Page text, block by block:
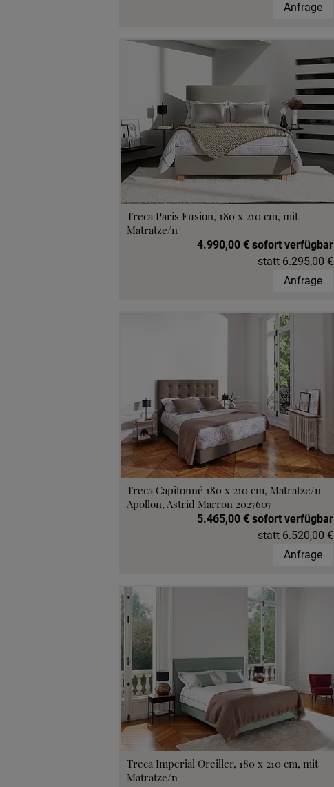
Anfrage
Treca Paris Fusion, 180 x 210 cm, mit
Matratze/n
4.990,00 € sofort verfügbar
statt 6.295,00 €
Anfrage
Treca Capitonné 180 x 210 cm, Matratze/n
Apollon, Astrid Marron 2027607
5.465,00 € sofort verfügbar
statt 6.520,00 €
Anfrage
Treca Imperial Oreiller, 180 x 210 cm, mit
Matratze/n